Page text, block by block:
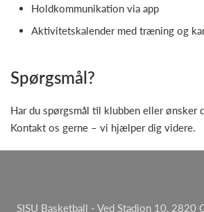
Holdkommunikation via app
Aktivitetskalender med træning og
Spørgsmål?
Har du spørgsmål til klubben eller ønsker
Kontakt os gerne – vi hjælper dig videre.
SISU Basketball - Ved Stadion 10, 2820